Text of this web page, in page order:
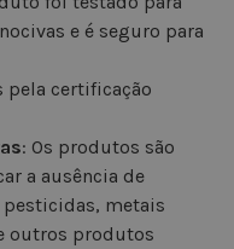
e é seguro para
pela certificação
: Os produtos são
a ausência de
metais
outros produtos